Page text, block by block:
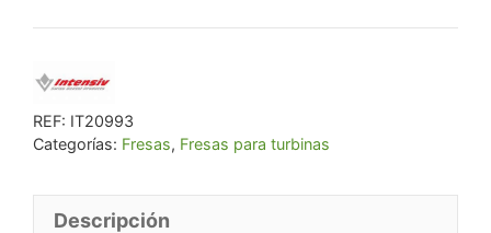
850-
Medio
REF: IT20993
Categorías: Fresas, Fresas para turbinas
Descripción